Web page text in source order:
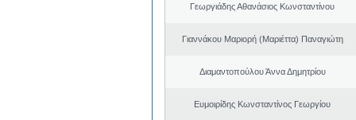
Γεωργιάδης Αθανάσιος Κωνσταντίνου
Γιαννάκου Μαριορή (Μαριέττα) Παναγιώτη
Διαμαντοπούλου Άννα Δημητρίου
Ευμοιρίδης Κωνσταντίνος Γεωργίου